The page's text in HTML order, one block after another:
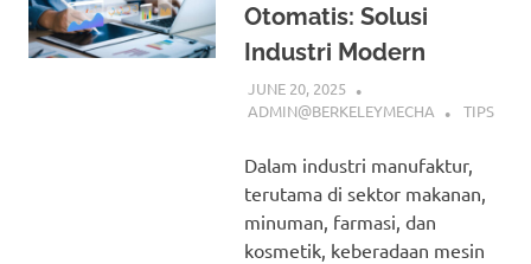
Otomatis: Solusi
Industri Modern
JUNE 20, 2025
ADMIN@BERKELEYMECHA
TIPS
Dalam industri manufaktur,
terutama di sektor makanan,
minuman, farmasi, dan
kosmetik, keberadaan mesin